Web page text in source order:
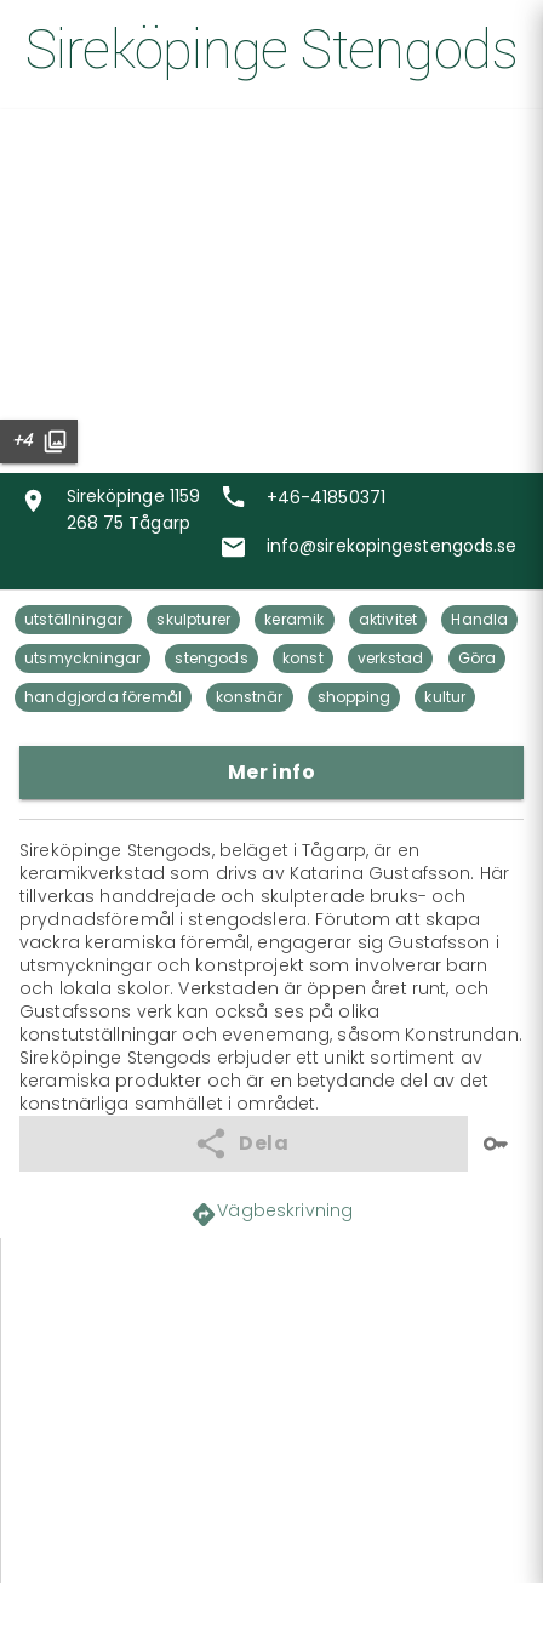
Sireköpinge Stengods
+4
Sireköpinge 1159
268 75 Tågarp
+46-41850371
info@sirekopingestengods.se
utställningar skulpturer keramik aktivitet
Handla
utsmyckningar
stengods konst verkstad
Göra
handgjorda föremål
konstnär shopping kultur
Mer info
Sireköpinge Stengods, beläget i Tågarp, är en
keramikverkstad som drivs av Katarina Gustafsson. Här
tillverkas handdrejade och skulpterade bruks- och
prydnadsföremål i stengodslera. Förutom att skapa
vackra keramiska föremål, engagerar sig Gustafsson i
utsmyckningar och konstprojekt som involverar barn
och lokala skolor. Verkstaden är öppen året runt, och
Gustafssons verk kan också ses på olika
konstutställningar och evenemang, såsom Konstrundan.
Sireköpinge Stengods erbjuder ett unikt sortiment av
keramiska produkter och är en betydande del av det
konstnärliga samhället i området.
Dela
Vägbeskrivning